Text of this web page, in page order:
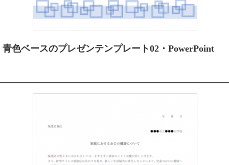
青色ベースのプレゼンテンプレート02・PowerPoint